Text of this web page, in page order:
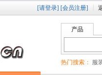
[请登录] [会员注册]
产品
热门搜索： 服